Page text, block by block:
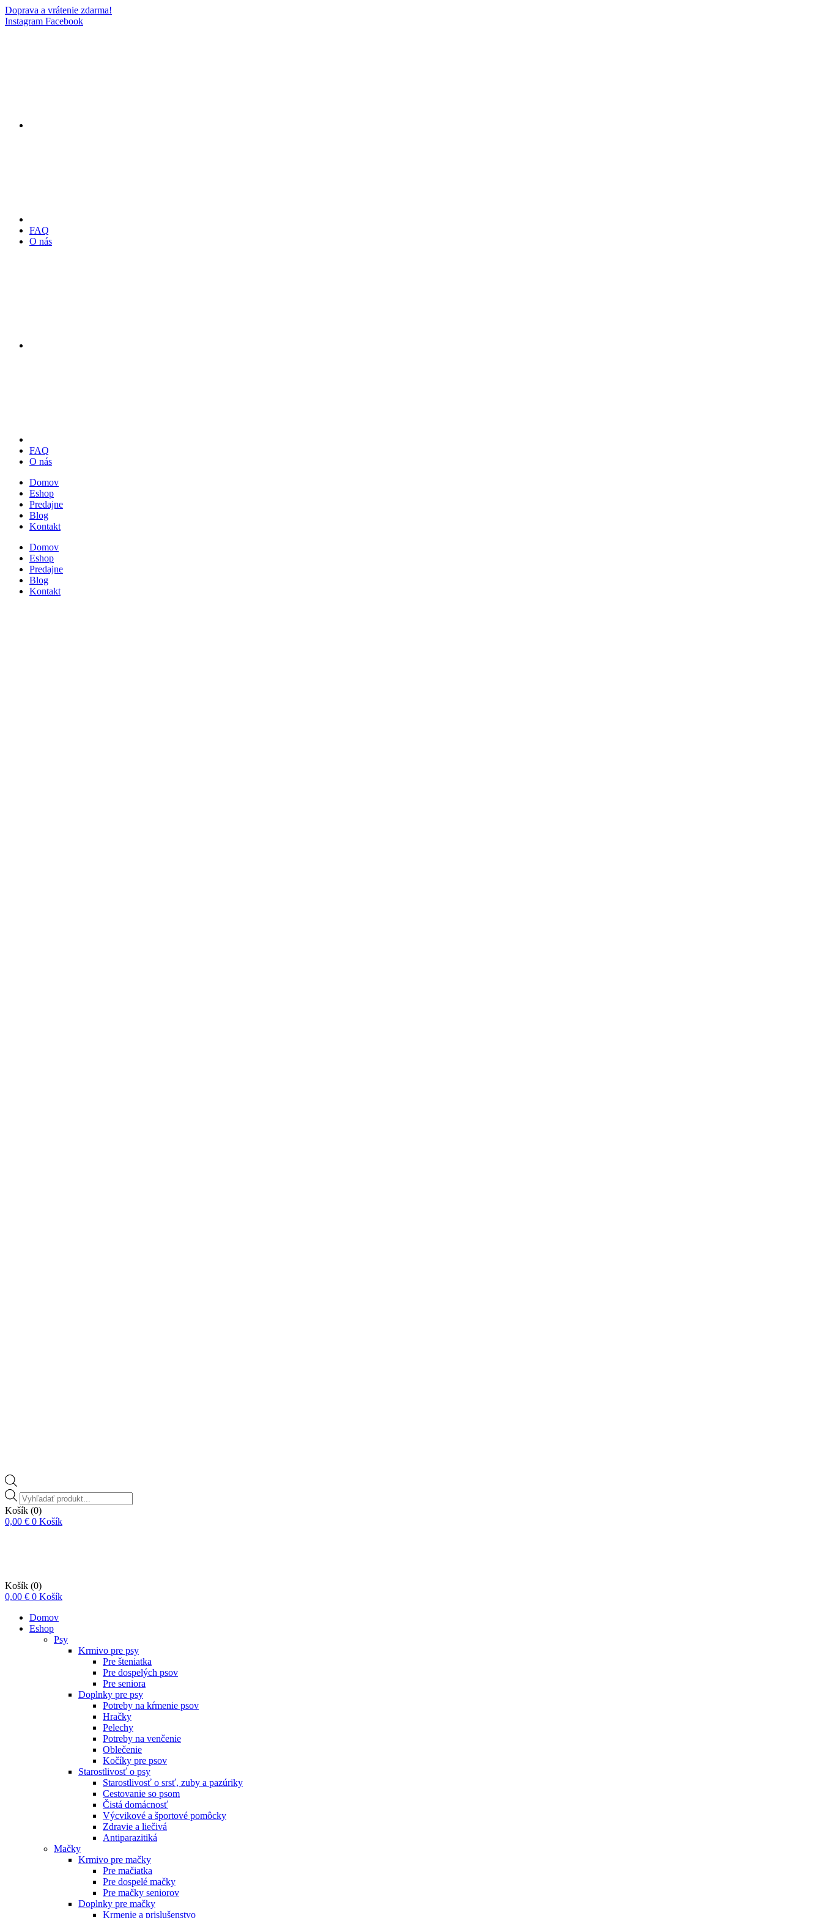
Doprava a vrátenie zdarma!
Instagram Facebook
FAQ
O nás
FAQ
O nás
Domov
Eshop
Predajne
Blog
Kontakt
Domov
Eshop
Predajne
Blog
Kontakt
Vyhľadávanie
produktov
Košík (0)
0,00 € 0 Košík
Košík (0)
0,00 € 0 Košík
Domov
Eshop
Psy
Krmivo pre psy
Pre šteniatka
Pre dospelých psov
Pre seniora
Doplnky pre psy
Potreby na kŕmenie psov
Hračky
Pelechy
Potreby na venčenie
Oblečenie
Kočíky pre psov
Starostlivosť o psy
Starostlivosť o srsť, zuby a pazúriky
Cestovanie so psom
Čistá domácnosť
Výcvikové a športové pomôcky
Zdravie a liečivá
Antiparazitiká
Mačky
Krmivo pre mačky
Pre mačiatka
Pre dospelé mačky
Pre mačky seniorov
Doplnky pre mačky
Krmenie a prislušenstvo